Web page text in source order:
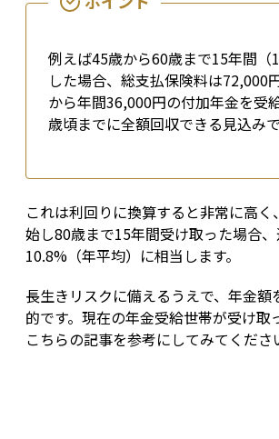
例えば45歳から60歳まで15年間（
した場合、総支払保険料は72,000
から年間36,000円の付加年金を受
歳頃までに全額回収できる見込みで
これは利回りに換算すると非常に高
始し80歳まで15年間受け取った場合
10.8%（年平均）に相当します。
長生きリスクに備えるうえで、年金
的です。現在の年金受給世帯が受け取
こちらの記事を参考にしてみてくださ